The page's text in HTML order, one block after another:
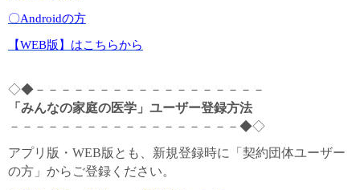
〇Androidの方
【WEB版】はこちらから
◇◆－－－－－－－－－－－－－－－－－－
「みんなの家庭の医学」ユーザー登録方法
－－－－－－－－－－－－－－－－－－◆◇
アプリ版・WEB版とも、新規登録時に「契約団体ユーザー
の方」からご登録ください。